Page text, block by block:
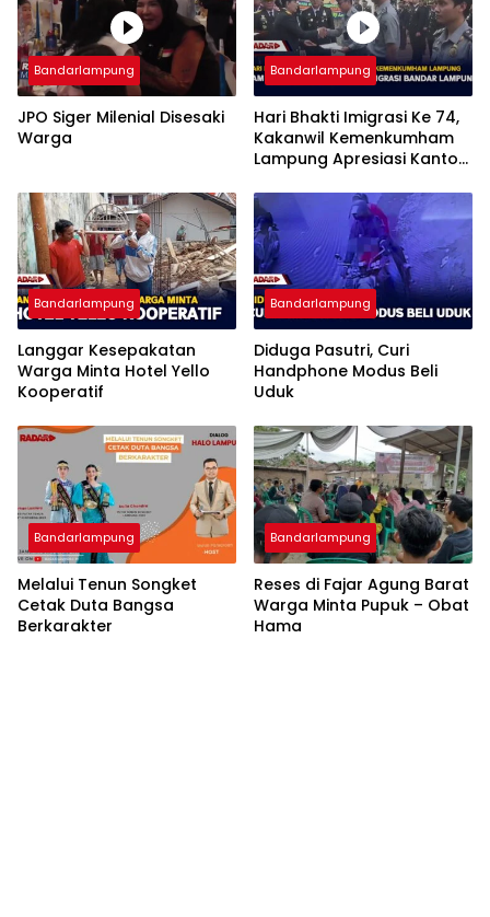
Bandarlampung
JPO Siger Milenial Disesaki
Warga
Bandarlampung
Hari Bhakti Imigrasi Ke 74,
Kakanwil Kemenkumham
Lampung Apresiasi Kantor
Bandarlampung
Langgar Kesepakatan
Warga Minta Hotel Yello
Kooperatif
Bandarlampung
Diduga Pasutri, Curi
Handphone Modus Beli
Uduk
Bandarlampung
Melalui Tenun Songket
Cetak Duta Bangsa
Berkarakter
Bandarlampung
Reses di Fajar Agung Barat
Warga Minta Pupuk – Obat
Hama